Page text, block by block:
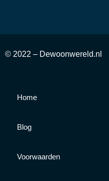
© 2022 – Dewoonwereld.nl
Home
Blog
Voorwaarden